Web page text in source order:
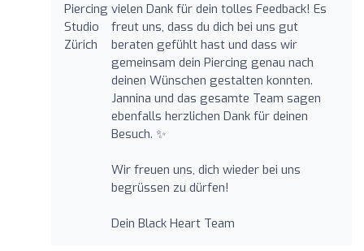
vielen Dank für dein tolles Feedback! Es
freut uns, dass du dich bei uns gut
beraten gefühlt hast und dass wir
gemeinsam dein Piercing genau nach
deinen Wünschen gestalten konnten.
Jannina und das gesamte Team sagen
ebenfalls herzlichen Dank für deinen
Besuch. ✨
Wir freuen uns, dich wieder bei uns
begrüssen zu dürfen!
Dein Black Heart Team